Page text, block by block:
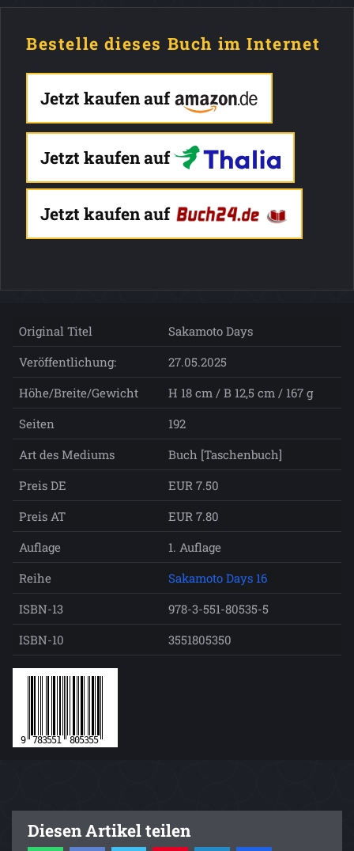
Bestelle dieses Buch im Internet
Jetzt kaufen auf
Jetzt kaufen auf
Jetzt kaufen auf
Original Titel
Sakamoto Days
Veröffentlichung:
27.05.2025
Höhe/Breite/Gewicht
H 18 cm / B 12,5 cm / 167 g
Seiten
192
Art des Mediums
Buch [Taschenbuch]
Preis DE
EUR 7.50
Preis AT
EUR 7.80
Auflage
1. Auflage
Reihe
Sakamoto Days 16
ISBN-13
978-3-551-80535-5
ISBN-10
3551805350
Diesen Artikel teilen